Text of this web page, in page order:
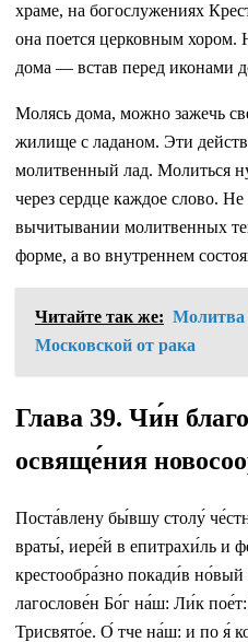
храме, на богослужениях
она поется церковным
дома — встав перед иконами
Молясь дома, можно зажечь
жилище с ладаном. Эти
молитвенный лад. Молиться
через сердце каждое слово.
вычитывании молитвенных
форме, а во внутреннем
Читайте так же: Молитва
Московской от рака
Глава 39. Чи́н
освяще́ния
Поста́влену бы́вшу столу́
враты́, иере́й в епитрахи́ль и
крестообра́зно покади́в
лагослове́н Бо́г на́ш: Ли́к
Трисвято́е. О́ тче на́ш: и по я́